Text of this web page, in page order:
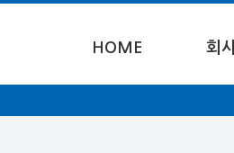
HOME 회